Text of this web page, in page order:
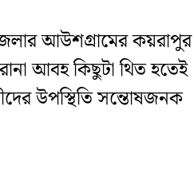
আউশগ্রামের কয়রাপুর
আবহ কিছুটা থিত হতেই
উপস্থিতি সন্তোষজনক